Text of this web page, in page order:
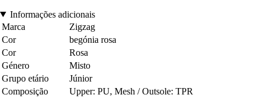
Informações adicionais
Marca
Zigzag
Cor
begónia rosa
Cor
Rosa
Género
Misto
Grupo etário
Júnior
Composição
Upper: PU, Mesh / Outsole: TPR